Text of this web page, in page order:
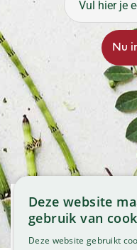
Maandag
Deze website
gebruik van
Deze website gebruikt